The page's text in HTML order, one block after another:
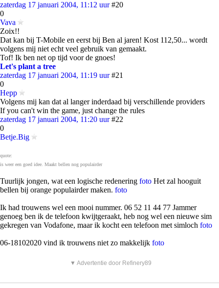
zaterdag 17 januari 2004, 11:12 uur #20
0
Vava
Zoix!!
Dat kan bij T-Mobile en eerst bij Ben al jaren! Kost 112,50... wordt
volgens mij niet echt veel gebruik van gemaakt.
Tof! Ik ben net op tijd voor de gnoes!
Let's plant a tree
zaterdag 17 januari 2004, 11:19 uur #21
0
Hepp
Volgens mij kan dat al langer inderdaad bij verschillende providers
If you can't win the game, just change the rules
zaterdag 17 januari 2004, 11:20 uur #22
0
Betje.Big
quote:
is weer een goed idee. Maakt bellen nog populairder
Tuurlijk jongen, wat een logische redenering foto Het zal hooguit
bellen bij orange populairder maken. foto
Ik had trouwens wel een mooi nummer. 06 52 11 44 77 Jammer
genoeg ben ik de telefoon kwijtgeraakt, heb nog wel een nieuwe sim
gekregen van Vodafone, maar ik kocht een telefoon met simloch foto
06-18102020 vind ik trouwens niet zo makkelijk foto
▼ Advertentie door Refinery89